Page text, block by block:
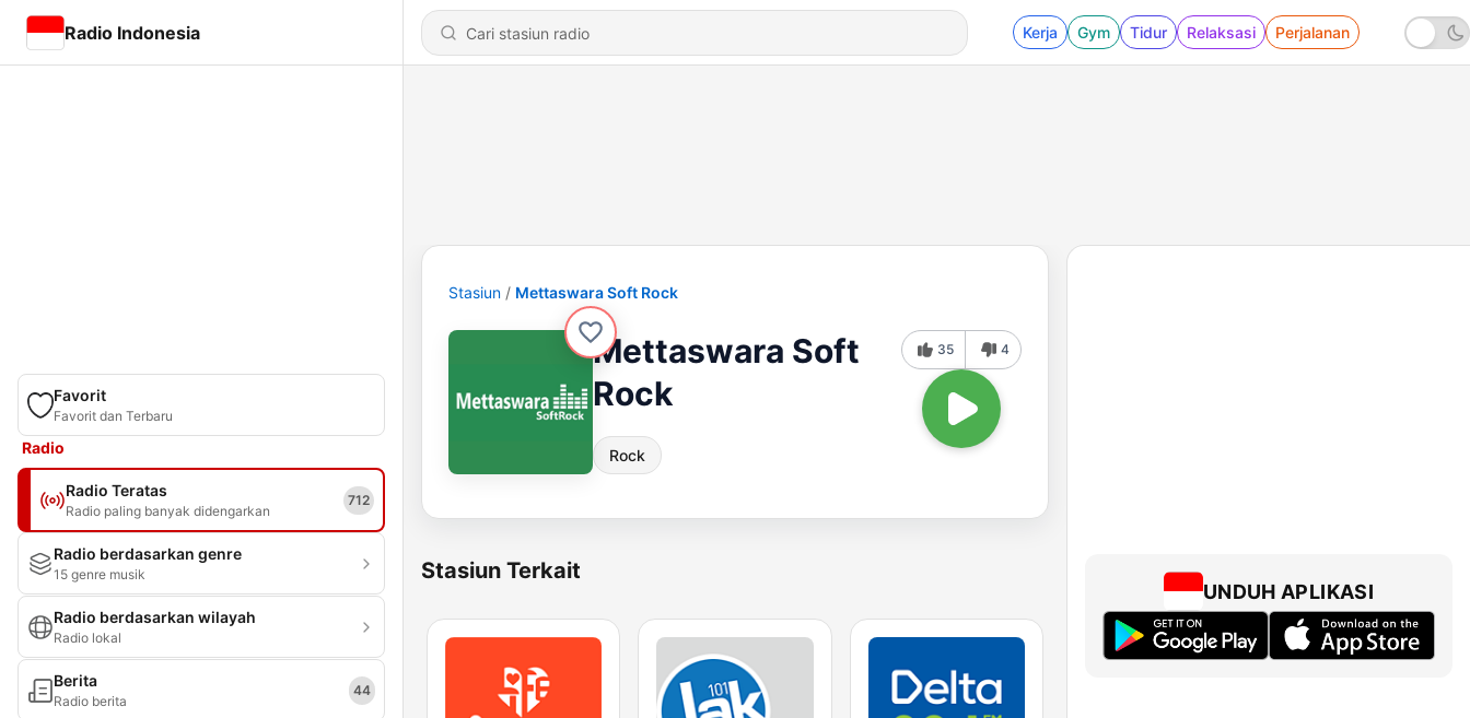
Radio Indonesia Kerja Gym Tidur Relaksasi Perjalanan
Favorit
Favorit dan Terbaru
Radio
Radio Teratas
Radio paling banyak didengarkan
712
Radio berdasarkan genre
15 genre musik
Radio berdasarkan wilayah
Radio lokal
Berita
Radio berita
44
Stasiun Mettaswara Soft Rock
Mettaswara Soft
Rock
Rock
35 4
Stasiun Terkait
UNDUH APLIKASI